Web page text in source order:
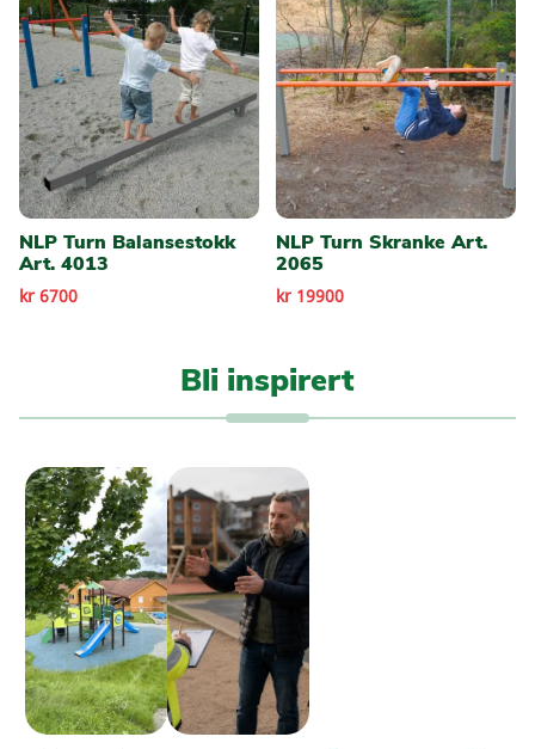
NLP Turn Balansestokk
Art. 4013
kr 6700
NLP Turn Skranke Art.
2065
kr 19900
Bli inspirert